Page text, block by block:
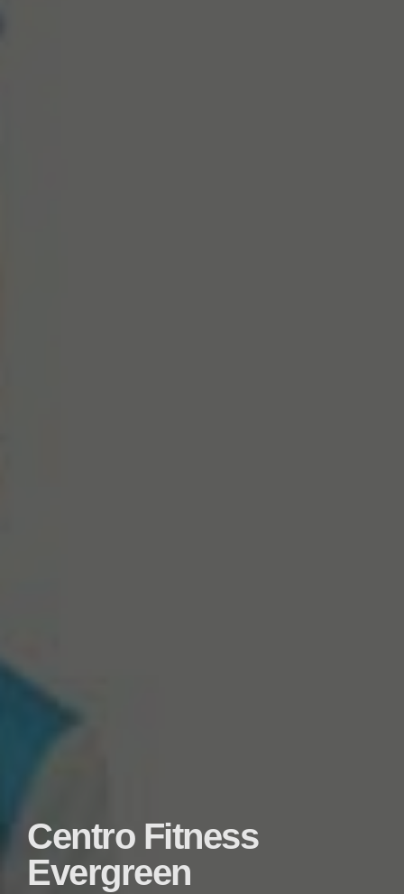
Centro Fitness
Evergreen